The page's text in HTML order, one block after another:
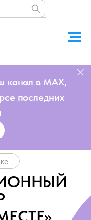
канал в MAX,
последних